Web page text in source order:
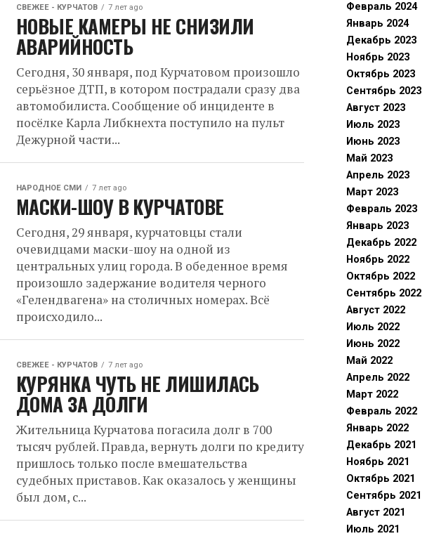
СВЕЖЕЕ - КУРЧАТОВ 7 лет ago
НОВЫЕ КАМЕРЫ НЕ СНИЗИЛИ
АВАРИЙНОСТЬ
Сегодня, 30 января, под Курчатовом произошло
серьёзное ДТП, в котором пострадали сразу два
автомобилиста. Сообщение об инциденте в
посёлке Карла Либкнехта поступило на пульт
Дежурной части...
НАРОДНОЕ СМИ 7 лет ago
МАСКИ-ШОУ В КУРЧАТОВЕ
Сегодня, 29 января, курчатовцы стали
очевидцами маски-шоу на одной из
центральных улиц города. В обеденное время
произошло задержание водителя черного
«Гелендвагена» на столичных номерах. Всё
происходило...
СВЕЖЕЕ - КУРЧАТОВ 7 лет ago
КУРЯНКА ЧУТЬ НЕ ЛИШИЛАСЬ
ДОМА ЗА ДОЛГИ
Жительница Курчатова погасила долг в 700
тысяч рублей. Правда, вернуть долги по кредиту
пришлось только после вмешательства
судебных приставов. Как оказалось у женщины
был дом, с...
Февраль 2024
Январь 2024
Декабрь 2023
Ноябрь 2023
Октябрь 2023
Сентябрь 2023
Август 2023
Июль 2023
Июнь 2023
Май 2023
Апрель 2023
Март 2023
Февраль 2023
Январь 2023
Декабрь 2022
Ноябрь 2022
Октябрь 2022
Сентябрь 2022
Август 2022
Июль 2022
Июнь 2022
Май 2022
Апрель 2022
Март 2022
Февраль 2022
Январь 2022
Декабрь 2021
Ноябрь 2021
Октябрь 2021
Сентябрь 2021
Август 2021
Июль 2021